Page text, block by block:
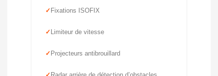
Fixations ISOFIX
Limiteur de vitesse
Projecteurs antibrouillard